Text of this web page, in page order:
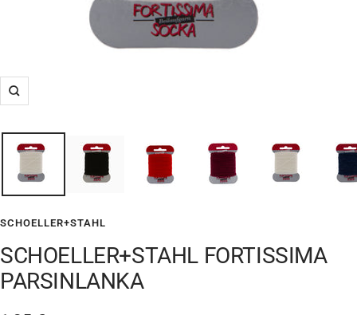
Suurenna
SCHOELLER+STAHL
SCHOELLER+STAHL FORTISSIMA
PARSINLANKA